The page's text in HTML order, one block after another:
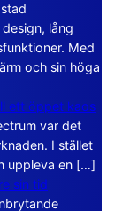
lång
Med
och sin höga
ett öppet kaos
var det
I stället
uppleva en […]
sin tid